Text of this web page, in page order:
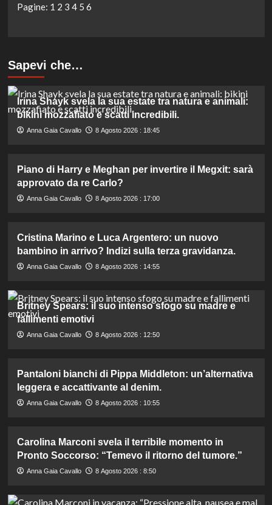
Pagine: 1 2 3 4 5 6
Sapevi che…
Irina Shayk svela la sua estate tra natura e animali:
bikini mozzafiato e scatti incredibili.
Anna Gaia Cavallo 8 Agosto 2026 : 18:45
Piano di Harry e Meghan per invertire il Megxit: sarà
approvato da re Carlo?
Anna Gaia Cavallo 8 Agosto 2026 : 17:00
Cristina Marino e Luca Argentero: un nuovo
bambino in arrivo? Indizi sulla terza gravidanza.
Anna Gaia Cavallo 8 Agosto 2026 : 14:55
Britney Spears: il suo intenso sfogo su madre e
fallimenti emotivi
Anna Gaia Cavallo 8 Agosto 2026 : 12:50
Pantaloni bianchi di Pippa Middleton: un’alternativa
leggera e accattivante al denim.
Anna Gaia Cavallo 8 Agosto 2026 : 10:55
Carolina Marconi svela il terribile momento in
Pronto Soccorso: “Temevo il ritorno del tumore.”
Anna Gaia Cavallo 8 Agosto 2026 : 8:50